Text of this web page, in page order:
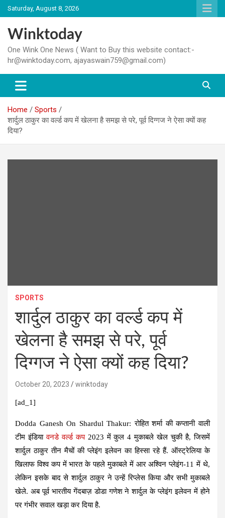
Skip
to
content
Saturday, August 8, 2026
Winktoday
One Wink One News ( Want to Buy this website contact:-
hr@winktoday.com, ajayaswain759@gmail.com)
Home
Sports
शार्दुल ठाकुर का वर्ल्ड कप में खेलना है समझ से परे, पूर्व दिग्गज ने ऐसा क्यों कह
दिया?
SPORTS
शार्दुल ठाकुर का वर्ल्ड कप में
खेलना है समझ से परे, पूर्व
दिग्गज ने ऐसा क्यों कह दिया?
October 20, 2023 winktoday
[ad_1]
Dodda Ganesh On Shardul Thakur: रोहित शर्मा की कप्तानी वाली
टीम इंडियावनडे वर्ल्ड कप2023 में कुल 4 मुकाबले खेल चुकी है, जिसमें
शार्दुल ठाकुर तीन मैचों की प्लेइंग इलेवन का हिस्सा रहे हैं. ऑस्ट्रेलिया के
खिलाफ विश्व कप में भारत के पहले मुकाबले में आर अश्विन प्लेइंग-11 में थे,
लेकिन इसके बाद से शार्दुल ठाकुर ने उन्हें रिप्लेस किया और सभी मुकाबले
खेले. अब पूर्व भारतीय गेंदबाज़ डोडा गणेश ने शार्दुल के प्लेइंग इलेवन में होने
पर गंभीर सवाल खड़ा कर दिया है.